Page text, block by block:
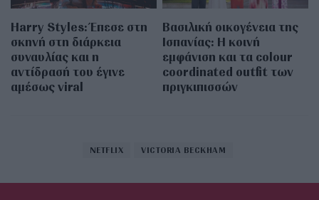
Harry Styles: Έπεσε στη
σκηνή στη διάρκεια
συναυλίας και η
αντίδρασή του έγινε
αμέσως viral
Βασιλική οικογένεια της
Ισπανίας: Η κοινή
εμφάνιση και τα colour
coordinated outfit των
πριγκιπισσών
NETFLIX VICTORIA BECKHAM